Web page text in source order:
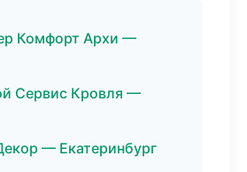
Комфорт Архи —
Сервис Кровля —
— Екатеринбург